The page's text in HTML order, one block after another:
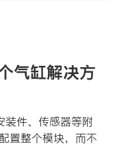
气缸解决方
装件、传感器等附
置整个模块，而不